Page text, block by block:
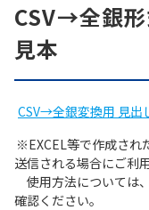
CSV→全銀
見本
CSV→全銀変換用 見出
※EXCEL等で作成され
送信される場合にご利
使用方法については
確認ください。